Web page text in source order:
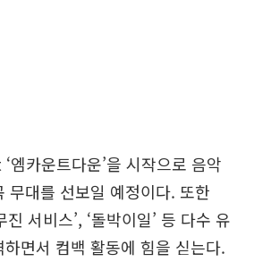
엠카운트다운’을 시작으로 음악
무대를 선보일 예정이다. 또한
진 서비스’, ‘돌박이일’ 등 다수 유
면서 컴백 활동에 힘을 싣는다.